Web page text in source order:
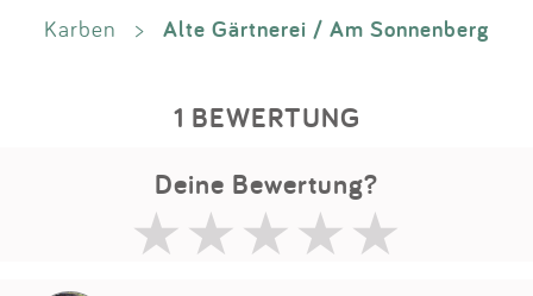
Karben
> Alte Gärtnerei / Am Sonnenberg
1 BEWERTUNG
Deine Bewertung?